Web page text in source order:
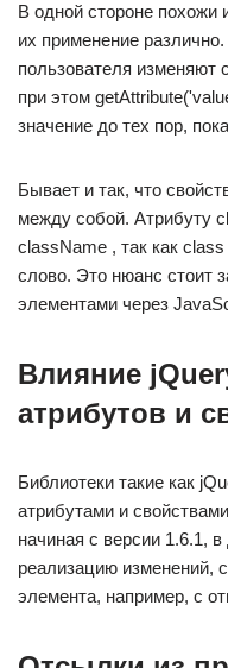
В одной стороне похожи
их применение
пользователя изменяют
при этом
значение до тех пор,
Бывает и так, что
между собой. Атрибуту
className , так как
слово. Это нюанс стоит
элементами через
Влияние
атрибутов и
Библиотеки такие как
атрибутами и
начиная с версии 1.6.1,
реализацию изменений,
элемента, например, с